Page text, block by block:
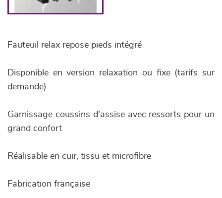
Fauteuil relax repose pieds intégré
Disponible en version relaxation ou fixe (tarifs sur
demande)
Garnissage coussins d'assise avec ressorts pour un
grand confort
Réalisable en cuir, tissu et microfibre
Fabrication française